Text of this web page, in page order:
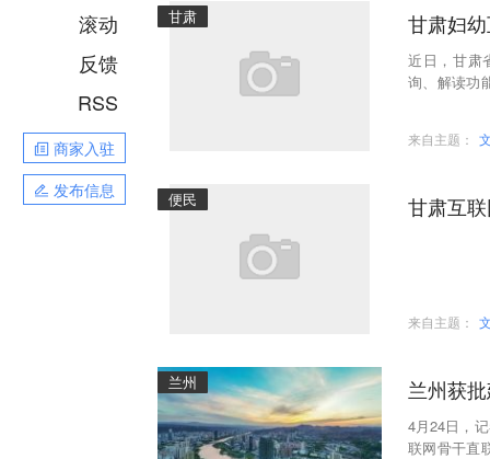
滚动
反馈
RSS
商家入驻
发布信息
甘肃 甘肃妇
近日，甘肃
询、解读功
来自主题：
便民 甘肃互
来自主题：
兰州 兰州获
4月24日，
联网骨干直